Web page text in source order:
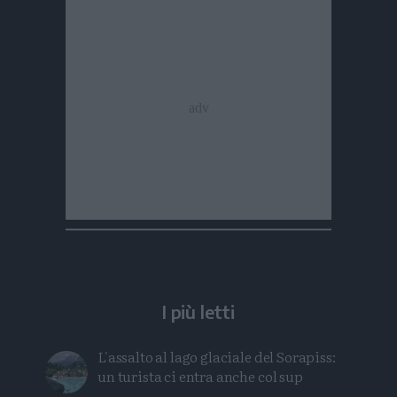
I più letti
L'assalto al lago glaciale del Sorapiss:
un turista ci entra anche col sup